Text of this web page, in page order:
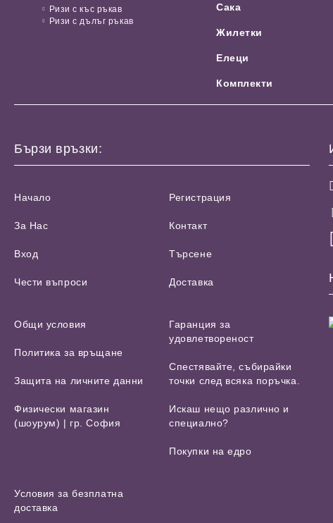
Ризи с къс ръкав
Ризи с дълъг ръкав
Сака
Жилетки
Елеци
Комплекти
Бързи връзки:
Начало
За Нас
Вход
Чести въпроси
Регистрация
Контакт
Търсене
Доставка
Общи условия
Политика за връщане
Защита на личните данни
Физически магазин
(шоурум) | гр. София
Гаранция за
удовлетвореност
Спестявайте, събирайки
точки след всяка поръчка.
Искаш нещо различно и
специално?
Покупки на едро
Условия за безплатна
доставка